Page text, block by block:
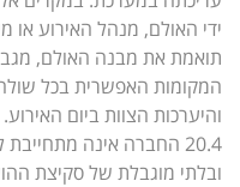
ידי האולם, מנהל האירוע או
תואמת את מבנה האולם,
המקומות האפשרית בכל
והיערכות הצוות ביום האירוע.
20.4 החברה אינה
ובלתי מוגבלת של סקיצת